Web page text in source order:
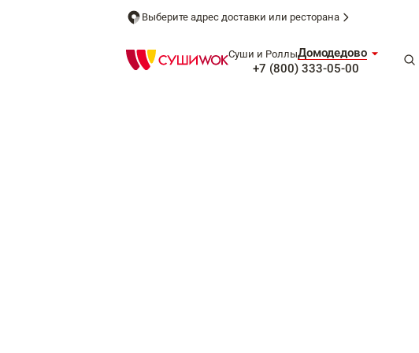
Выберите адрес доставки или ресторана
Суши и РоллыДомодедово
+7 (800) 333-05-00